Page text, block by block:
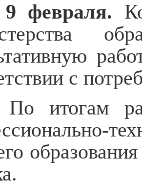
9 февраля.
с
По итогам